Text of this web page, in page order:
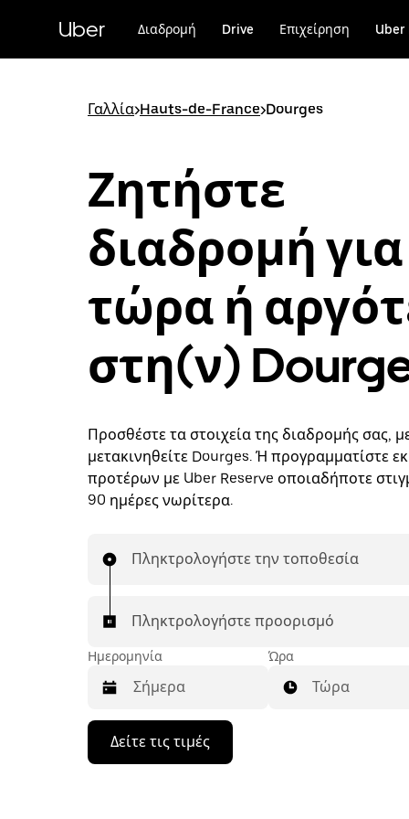
περιεχόμενο
Uber Διαδρομή Drive Επιχείρηση Uber
Γαλλία>Hauts-de-France>Dourges
Ζητήστε
διαδρομή για
τώρα ή
στη(ν)
Προσθέστε τα στοιχεία της διαδρομής σας,
μετακινηθείτε Dourges. Ή προγραμματίστε
προτέρων με Uber Reserve οποιαδήποτε
90 ημέρες νωρίτερα.
Πληκτρολογήστε την τοποθεσία
Πληκτρολογήστε προορισμό
Ημερομηνία
Πατήστε
πλήκτρο
Ώρα
Τώρα
Δείτε τις τιμές